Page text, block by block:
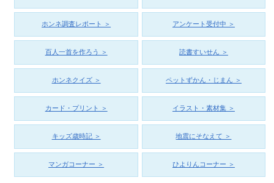
ホンネ調査レポート ＞ アンケート受付中 ＞
百人一首を作ろう ＞ 読書すいせん ＞
ホンネクイズ ＞ ペットずかん・じまん ＞
カード・プリント ＞ イラスト・素材集 ＞
キッズ歳時記 ＞ 地震にそなえて ＞
マンガコーナー ＞ ひよりんコーナー ＞